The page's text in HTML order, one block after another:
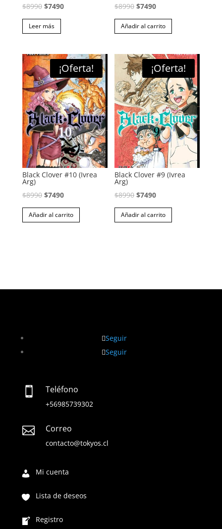
$8990 El
precio
original
$8990.
$7490El
$7490.
Leer más
$8990 El
precio
original
$8990.
$7490El
precio
actual
$7490.
Añadir al carrito
¡Oferta!
Black Clover #10 (Ivrea
Arg)
$8990 El
precio
original
$7490El
precio
actual
Añadir al carrito
¡Oferta!
Black Clover #9 (Ivrea
Arg)
$8990 El
precio
original
$7490El
precio
actual
Añadir al carrito
Seguir
Seguir
 Teléfono
+56985739302
 Correo
contacto@tokyos.cl
Mi cuenta
Lista de deseos
Registro